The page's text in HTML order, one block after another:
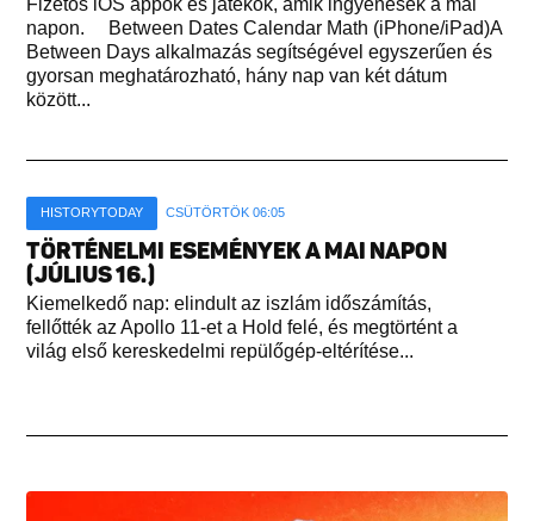
Fizetős iOS appok és játékok, amik ingyenesek a mai
napon. Between Dates Calendar Math (iPhone/iPad)A
Between Days alkalmazás segítségével egyszerűen és
gyorsan meghatározható, hány nap van két dátum
között...
HISTORYTODAY CSÜTÖRTÖK 06:05
TÖRTÉNELMI ESEMÉNYEK A MAI NAPON
(JÚLIUS 16.)
Kiemelkedő nap: elindult az iszlám időszámítás,
fellőtték az Apollo 11-et a Hold felé, és megtörtént a
világ első kereskedelmi repülőgép-eltérítése...